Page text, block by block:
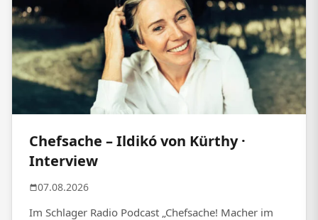
Chefsache – Ildikó von Kürthy ·
Interview
07.08.2026
Im Schlager Radio Podcast „Chefsache! Macher im